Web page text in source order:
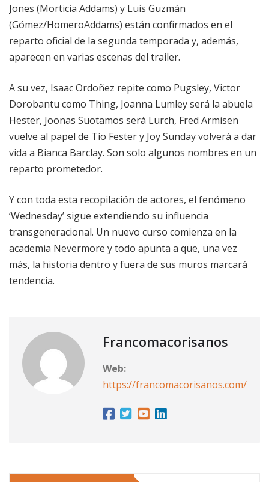
Jones (Morticia Addams) y Luis Guzmán
(Gómez/HomeroAddams) están confirmados en el
reparto oficial de la segunda temporada y, además,
aparecen en varias escenas del trailer.
A su vez, Isaac Ordoñez repite como Pugsley, Victor
Dorobantu como Thing, Joanna Lumley será la abuela
Hester, Joonas Suotamos será Lurch, Fred Armisen
vuelve al papel de Tío Fester y Joy Sunday volverá a dar
vida a Bianca Barclay. Son solo algunos nombres en un
reparto prometedor.
Y con toda esta recopilación de actores, el fenómeno
‘Wednesday’ sigue extendiendo su influencia
transgeneracional. Un nuevo curso comienza en la
academia Nevermore y todo apunta a que, una vez
más, la historia dentro y fuera de sus muros marcará
tendencia.
Francomacorisanos
Web:
https://francomacorisanos.com/